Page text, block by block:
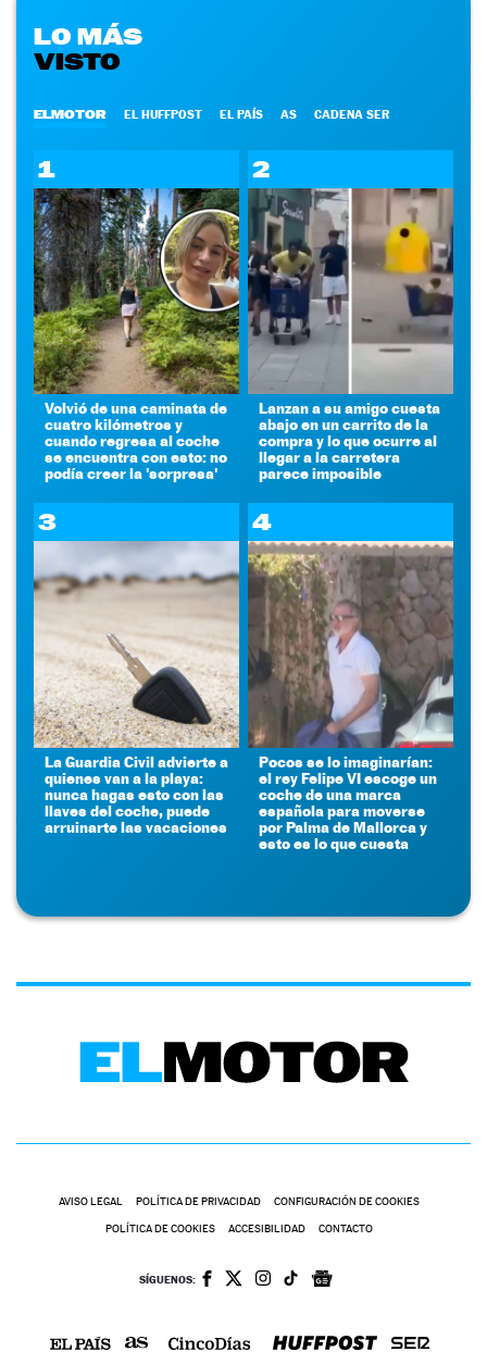
LO MÁS
VISTO
ELMOTOR EL HUFFPOST EL PAÍS AS CADENA SER
1
Volvió de una caminata de
cuatro kilómetros y
cuando regresa al coche
se encuentra con esto: no
podía creer la 'sorpresa'
2
Lanzan a su amigo cuesta
abajo en un carrito de la
compra y lo que ocurre al
llegar a la carretera
parece imposible
3
La Guardia Civil advierte a
quienes van a la playa:
nunca hagas esto con las
llaves del coche, puede
arruinarte las vacaciones
4
Pocos se lo imaginarían:
el rey Felipe VI escoge un
coche de una marca
española para moverse
por Palma de Mallorca y
esto es lo que cuesta
AVISO LEGAL POLÍTICA DE PRIVACIDAD CONFIGURACIÓN DE COOKIES
POLÍTICA DE COOKIES ACCESIBILIDAD CONTACTO
SÍGUENOS: